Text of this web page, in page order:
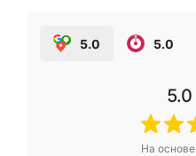
5.0 5.0
5.0
На основе